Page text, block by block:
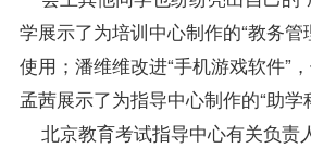
学展示了为培训中心制作的“教务管
使用；潘维维改进“手机游戏软件”
孟茜展示了为指导中心制作的“助学
北京教育考试指导中心有关负责